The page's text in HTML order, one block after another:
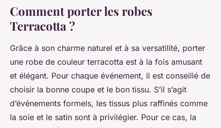
Comment porter les robes
Terracotta ?
Grâce à son charme naturel et à sa versatilité, porter
une robe de couleur terracotta est à la fois amusant
et élégant. Pour chaque événement, il est conseillé de
choisir la bonne coupe et le bon tissu. S’il s’agit
d’événements formels, les tissus plus raffinés comme
la soie et le satin sont à privilégier. Pour ce cas, la